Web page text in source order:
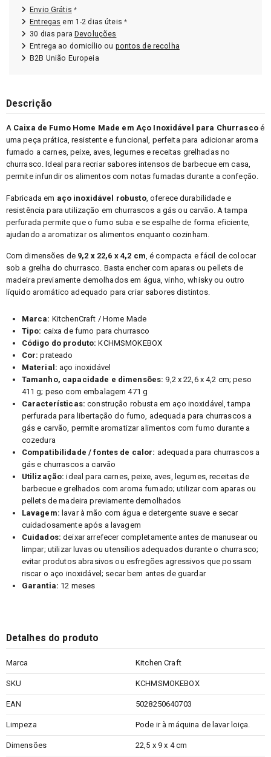
Envio Grátis *
Entregas em 1-2 dias úteis *
30 dias para Devoluções
Entrega ao domicílio ou pontos de recolha
B2B União Europeia
Descrição
A Caixa de Fumo Home Made em Aço Inoxidável para Churrascoé
uma peça prática, resistente e funcional, perfeita para adicionar aroma
fumado a carnes, peixe, aves, legumes e receitas grelhadas no
churrasco. Ideal para recriar sabores intensos de barbecue em casa,
permite infundir os alimentos com notas fumadas durante a confeção.
Fabricada em aço inoxidável robusto, oferece durabilidade e
resistência para utilização em churrascos a gás ou carvão. A tampa
perfurada permite que o fumo suba e se espalhe de forma eficiente,
ajudando a aromatizar os alimentos enquanto cozinham.
Com dimensões de 9,2 x 22,6 x 4,2 cm, é compacta e fácil de colocar
sob a grelha do churrasco. Basta encher com aparas ou pellets de
madeira previamente demolhados em água, vinho, whisky ou outro
líquido aromático adequado para criar sabores distintos.
Marca: KitchenCraft / Home Made
Tipo: caixa de fumo para churrasco
Código do produto: KCHMSMOKEBOX
Cor: prateado
Material: aço inoxidável
Tamanho, capacidade e dimensões: 9,2 x 22,6 x 4,2 cm; peso
411 g; peso com embalagem 471 g
Características: construção robusta em aço inoxidável, tampa
perfurada para libertação do fumo, adequada para churrascos a
gás e carvão, permite aromatizar alimentos com fumo durante a
cozedura
Compatibilidade / fontes de calor: adequada para churrascos a
gás e churrascos a carvão
Utilização: ideal para carnes, peixe, aves, legumes, receitas de
barbecue e grelhados com aroma fumado; utilizar com aparas ou
pellets de madeira previamente demolhados
Lavagem: lavar à mão com água e detergente suave e secar
cuidadosamente após a lavagem
Cuidados: deixar arrefecer completamente antes de manusear ou
limpar; utilizar luvas ou utensílios adequados durante o churrasco;
evitar produtos abrasivos ou esfregões agressivos que possam
riscar o aço inoxidável; secar bem antes de guardar
Garantia: 12 meses
Detalhes do produto
Marca Kitchen Craft
SKU KCHMSMOKEBOX
EAN 5028250640703
Limpeza Pode ir à máquina de lavar loiça.
Dimensões 22,5 x 9 x 4 cm